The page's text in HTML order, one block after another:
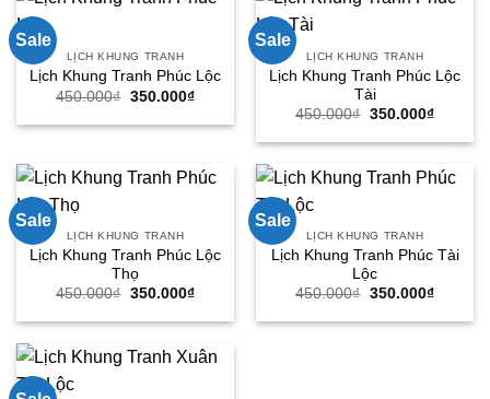
Sale
LỊCH KHUNG TRANH
Lịch Khung Tranh Phúc Lộc
450.000₫ Giá
là:
350.000₫Giá
tại
350.000₫.
Sale
LỊCH KHUNG TRANH
Lịch Khung Tranh Phúc Lộc
Tài
450.000₫ Giá
là:
350.000₫Giá
tại
Sale
LỊCH KHUNG TRANH
Lịch Khung Tranh Phúc Lộc
Thọ
450.000₫ Giá
là:
350.000₫Giá
tại
350.000₫.
Sale
LỊCH KHUNG TRANH
Lịch Khung Tranh Phúc Tài
Lộc
450.000₫ Giá
là:
350.000₫Giá
tại